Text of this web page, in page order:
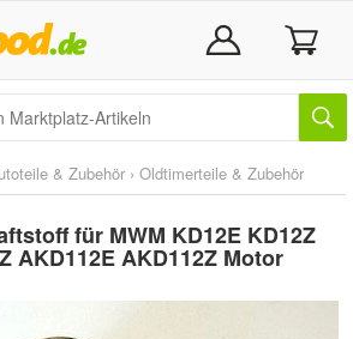
& Zubehör › Oldtimerteile & Zubehör
für MWM KD12E KD12Z
AKD112E AKD112Z Motor